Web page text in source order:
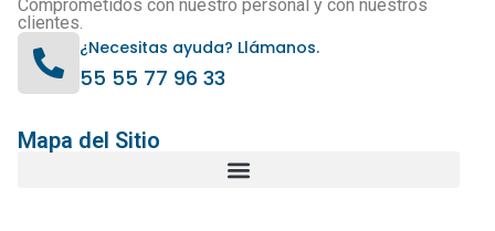
Comprometidos con nuestro personal y con nuestros
clientes.
¿Necesitas ayuda? Llámanos.
55 55 77 96 33
Mapa del Sitio